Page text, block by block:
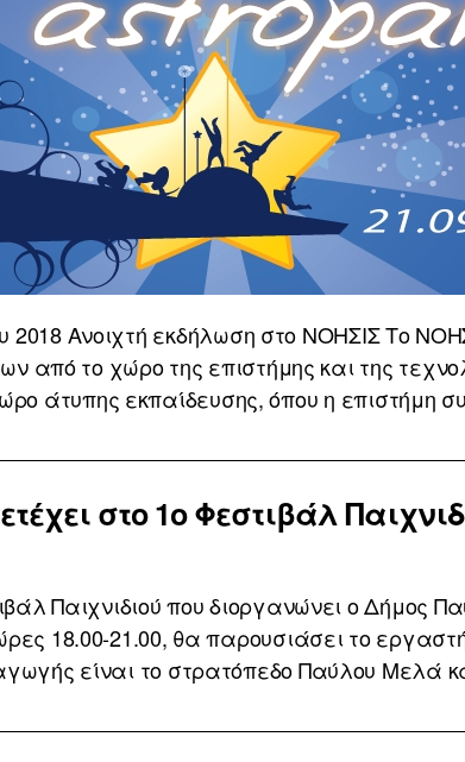
2018 Ανοιχτή εκδήλωση στο ΝΟΗΣΙΣ Το
από το χώρο της επιστήμης και της
άτυπης εκπαίδευσης, όπου η επιστήμη
στο 1ο Φεστιβάλ
Παιχνιδιού που διοργανώνει ο Δήμος
18.00-21.00, θα παρουσιάσει το
είναι το στρατόπεδο Παύλου Μελά